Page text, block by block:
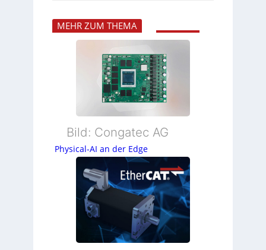
MEHR ZUM THEMA
Bild: Congatec AG
Physical-AI an der Edge